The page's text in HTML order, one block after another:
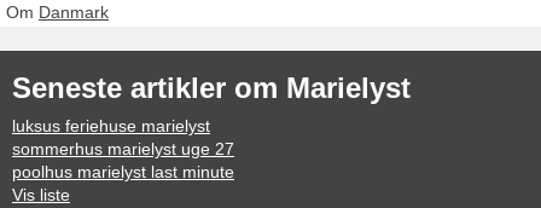
Om Danmark
Seneste artikler om Marielyst
luksus feriehuse marielyst
sommerhus marielyst uge 27
poolhus marielyst last minute
Vis liste